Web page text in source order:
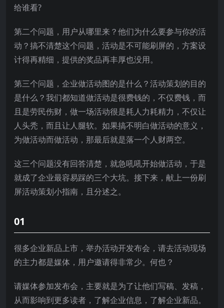
给谁看?
第二个问题，用户从哪里来？他们为什么要参与你的活
动？搞不清楚这个问题，活动是不可能刷屏的，方案设
计得再精细，提供的奖品再丰厚也没用。
第三个问题，企业做活动图的是什么？活动策划的目的
是什么？我们都知道做活动是很费钱的，不仅费钱，而
且是劳民伤财，做一场活动很是耗人力耗精力，不仅让
人头秃，而且让人腿软。如果搞不明白做活动的意义，
为做活动而做活动，那最后就是落一个人财两空。
这三个问题没有回答清楚，就急吼吼开始做活动，于是
就成了企业最容易踩的三个大坑。接下来，献上一份刷
屏活动策划小指南，且分述之。
01
很多企业新品上市，举办活动开发布会，请去活动现场
的主力都是媒体，用户邀请得非常少。何也？
请媒体参加发布会，主要就是为了让他们写稿、发稿，
从而影响到更多读者，了解企业信息，了解企业新品。